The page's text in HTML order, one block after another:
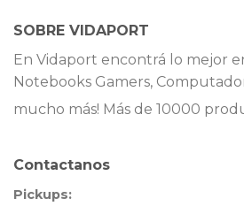
SOBRE VIDAPORT
En Vidaport encontrá lo mejor
Notebooks Gamers,
mucho más! Más de 10000
Contactanos
Pickups: